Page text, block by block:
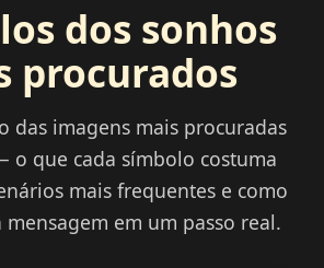
dos sonhos
procurados
das imagens mais procuradas
o que cada símbolo costuma
mais frequentes e como
em um passo real.